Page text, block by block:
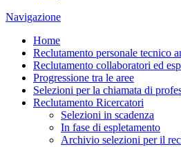
Navigazione
Home
Reclutamento personale tecnico
Reclutamento collaboratori ed
Progressione tra le aree
Selezioni per la chiamata di
Reclutamento Ricercatori
Selezioni in scadenza
In fase di espletamento
Archivio selezioni per il